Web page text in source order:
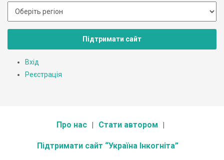
Підтримати сайт
Вхід
Реєстрація
Про нас Стати автором
Підтримати сайт “Україна Інкогніта”